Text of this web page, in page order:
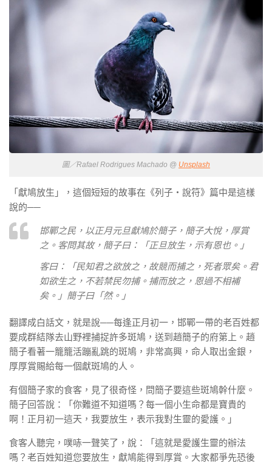
圖／Rafael Rodrigues Machado @ Unsplash
「獻鳩放生」，這個短短的故事在《列子‧說符》篇中是這樣
說的──
邯鄲之民，以正月元旦獻鳩於簡子，簡子大悅，厚賞
之。客問其故，簡子曰：「正旦放生，示有恩也。」
客曰：「民知君之欲放之，故競而捕之，死者眾矣。君
如欲生之，不若禁民勿捕。捕而放之，恩過不相補
矣。」簡子曰「然。」
翻譯成白話文，就是說──每逢正月初一，邯鄲一帶的老百姓都
要成群結隊去山野裡捕捉許多斑鳩，送到趙簡子的府第上。趙
簡子看著一籠籠活蹦亂跳的斑鳩，非常高興，命人取出金銀，
厚厚賞賜給每一個獻斑鳩的人。
有個簡子家的食客，見了很奇怪，問簡子要這些斑鳩幹什麼。
簡子回答說：「你難道不知道嗎？每一個小生命都是寶貴的
啊！正月初一這天，我要放生，表示我對生靈的愛護。」
食客人聽完，噗哧一聲笑了，說：「這就是愛護生靈的辦法
嗎？老百姓知道您要放生，獻鳩能得到厚賞。大家都爭先恐後